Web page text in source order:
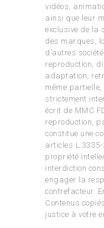
vidéos,
ainsi que leur
exclusive de la
des marques,
d’autres
reproduction,
adaptation,
même
strictement
écrit de MMC
reproduction,
constitue une
articles
propriété
interdiction
engager la
contrefacteur.
Contenus
justice à votre